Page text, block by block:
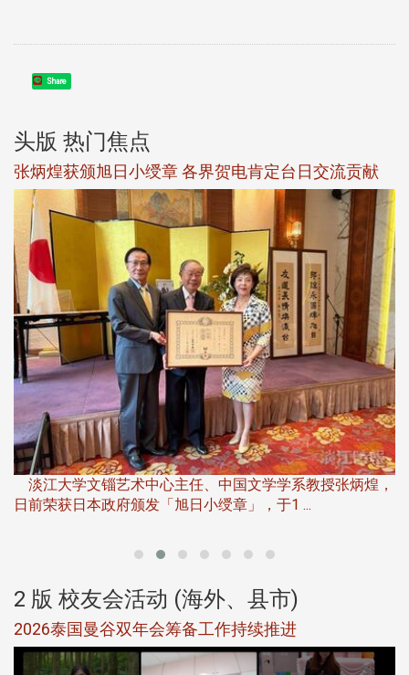
Share
头版 热门焦点
观势汇天下校友会6月活动
淡江大学推广教育处于115年6月13日(六)举办「观势汇天
下」第二届开学典礼暨共识营，汇聚产 ...
2 版 校友会活动 (海外、县市)
北加州校友会参加大专校联会仲夏舞会 牛仔之夜逾
500人同欢